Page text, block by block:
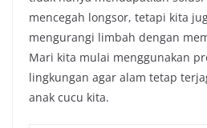
mencegah longsor, tetapi kita
mengurangi limbah dengan
Mari kita mulai menggunakan
lingkungan agar alam tetap
anak cucu kita.